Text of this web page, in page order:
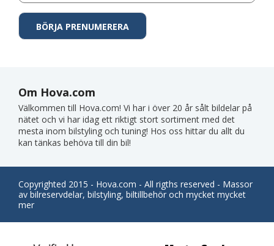
Om Hova.com
Välkommen till Hova.com! Vi har i över 20 år sålt bildelar på
nätet och vi har idag ett riktigt stort sortiment med det
mesta inom bilstyling och tuning! Hos oss hittar du allt du
kan tänkas behöva till din bil!
Copyrighted 2015 - Hova.com - All rigths reserved - Massor
av bilreservdelar, bilstyling, biltillbehör och mycket mycket
mer